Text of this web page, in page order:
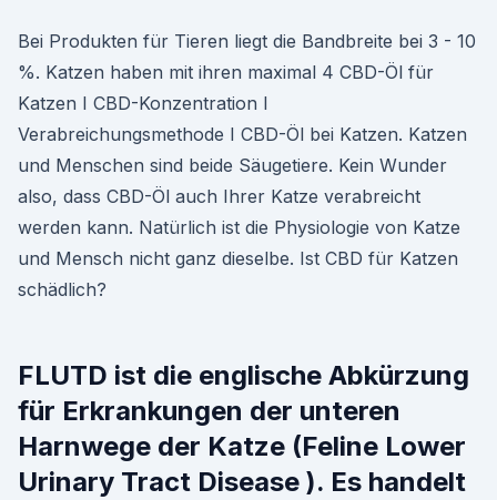
Bei Produkten für Tieren liegt die Bandbreite bei 3 - 10
%. Katzen haben mit ihren maximal 4 CBD-Öl für
Katzen I CBD-Konzentration I
Verabreichungsmethode I CBD-Öl bei Katzen. Katzen
und Menschen sind beide Säugetiere. Kein Wunder
also, dass CBD-Öl auch Ihrer Katze verabreicht
werden kann. Natürlich ist die Physiologie von Katze
und Mensch nicht ganz dieselbe. Ist CBD für Katzen
schädlich?
FLUTD ist die englische Abkürzung
für Erkrankungen der unteren
Harnwege der Katze (Feline Lower
Urinary Tract Disease ). Es handelt